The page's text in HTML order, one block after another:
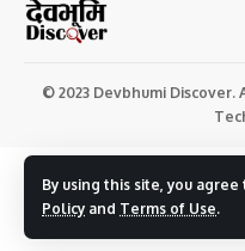
By using this site, you
Policy and Terms of Use.
© 2023 Devbhumi